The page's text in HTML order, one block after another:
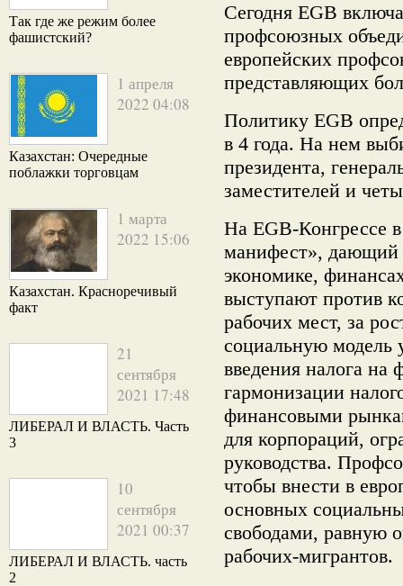
Так где же режим более
фашистский?
1 апреля
2022 04:08
Казахстан: Очередные
поблажки торговцам
1 марта
2022 15:06
Казахстан. Красноречивый
факт
21
сентября
2021 17:48
ЛИБЕРАЛ И ВЛАСТЬ. Часть
3
10
сентября
2021 00:37
ЛИБЕРАЛ И ВЛАСТЬ. часть
2
Сегодня EGB
профсоюзных
европейских
представляющих
Политику EGB
в 4 года. На нем
президента,
заместителей и
На EGB-Конгрессе
манифест», дающий
экономике,
выступают против
рабочих мест, за
социальную модель
введения налога на
гармонизации
финансовыми
для корпораций,
руководства.
чтобы внести в
основных
свободами, равную
рабочих-мигрантов.